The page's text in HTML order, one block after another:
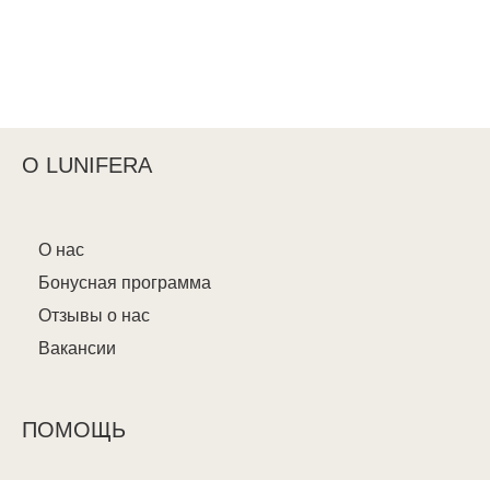
О LUNIFERA
О нас
Бонусная программа
Отзывы о нас
Вакансии
ПОМОЩЬ